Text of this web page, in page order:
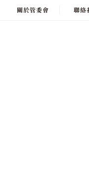
關於管委會 聯絡